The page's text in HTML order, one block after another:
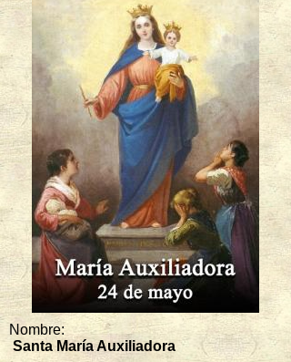
Nombre:
Santa María Auxiliadora